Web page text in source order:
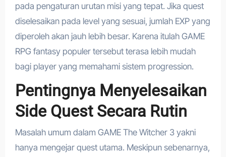
pada pengaturan urutan misi yang tepat. Jika quest
diselesaikan pada level yang sesuai, jumlah EXP yang
diperoleh akan jauh lebih besar. Karena itulah GAME
RPG fantasy populer tersebut terasa lebih mudah
bagi player yang memahami sistem progression.
Pentingnya Menyelesaikan
Side Quest Secara Rutin
Masalah umum dalam GAME The Witcher 3 yakni
hanya mengejar quest utama. Meskipun sebenarnya,